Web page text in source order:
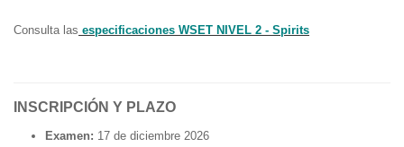
Consulta las especificaciones WSET NIVEL 2 - Spirits
INSCRIPCIÓN Y PLAZO
Examen: 17 de diciembre 2026